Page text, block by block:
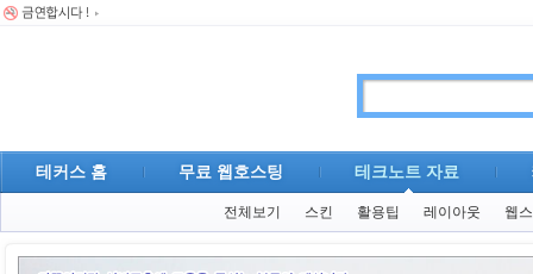
테커스 홈 무료 웹호스팅 테크노트 자료
전체보기 스킨 활용팁 레이아웃 웹